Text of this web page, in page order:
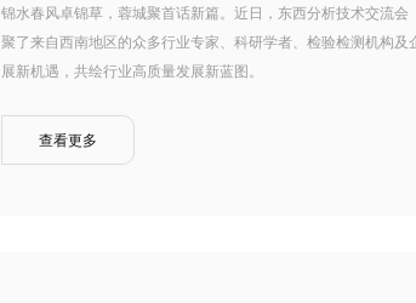
锦水春风卓锦草，蓉城聚首话新篇。近日，东西分析技术交流
聚了来自西南地区的众多行业专家、科研学者、检验检测机构
展新机遇，共绘行业高质量发展新蓝图。
查看更多